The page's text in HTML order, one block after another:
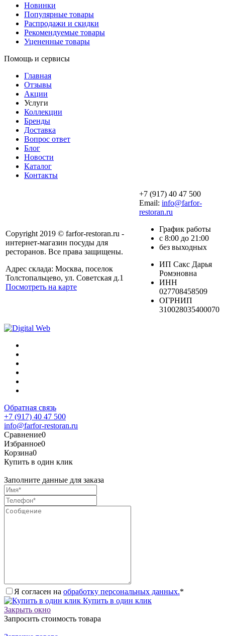
Новинки
Популярные товары
Распродажи и скидки
Рекомендуемые товары
Уцененные товары
Помощь и сервисы
Главная
Отзывы
Акции
Услуги
Коллекции
Бренды
Доставка
Вопрос ответ
Блог
Новости
Каталог
Контакты
Copyright 2019 © farfor-restoran.ru -
интернет-магазин посуды для
ресторанов. Все права защищены.
Адрес склада: Москва, поселок
Толстопальцево, ул. Советская д.1
Посмотреть на карте
+7 (917) 40 47 500
Email: info@farfor-
restoran.ru
График работы
с 8:00 до 21:00
без выходных
ИП Сакс Дарья
Ромэновна
ИНН
027708458509
ОГРНИП
310028035400070
Обратная связь
+7 (917) 40 47 500
info@farfor-restoran.ru
Сравнение0
Избранное0
Корзина0
Купить в один клик
Заполните данные для заказа
Я согласен на обработку персональных данных.*
Купить в один клик
Закрыть окно
Запросить стоимость товара